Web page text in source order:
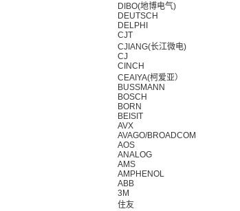
DIBO(地博电气)
DEUTSCH
DELPHI
CJT
CJIANG(长江微电)
CJ
CINCH
CEAIYA(柯爱亚）
BUSSMANN
BOSCH
BORN
BEISIT
AVX
AVAGO/BROADCOM
AOS
ANALOG
AMS
AMPHENOL
ABB
3M
住友